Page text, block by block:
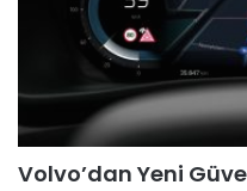
Volvo’dan Yeni